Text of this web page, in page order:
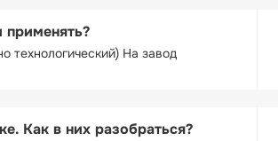
технологический) На завод
Как в них разобраться?